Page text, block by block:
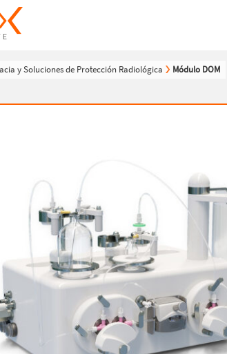
y Soluciones de Protección Radiológica Módulo DOM